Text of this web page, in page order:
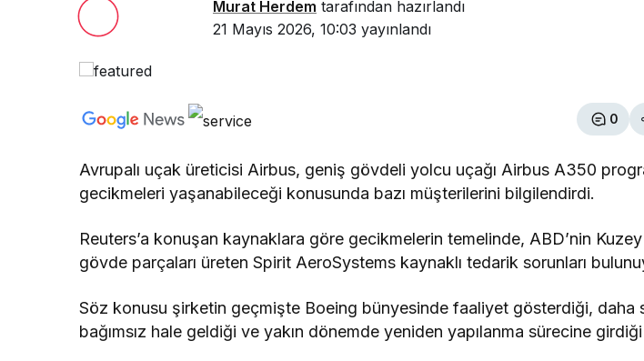
Murat Herdem tarafından hazırlandı
21 Mayıs 2026, 10:03 yayınlandı
0
Avrupalı uçak üreticisi Airbus, geniş gövdeli yolcu uçağı Airbus A350
gecikmeleri yaşanabileceği konusunda bazı müşterilerini bilgilendirdi.
Reuters’a konuşan kaynaklara göre gecikmelerin temelinde, ABD’nin
gövde parçaları üreten Spirit AeroSystems kaynaklı tedarik sorunları
Söz konusu şirketin geçmişte Boeing bünyesinde faaliyet gösterdiği, daha
bağımsız hale geldiği ve yakın dönemde yeniden yapılanma sürecine